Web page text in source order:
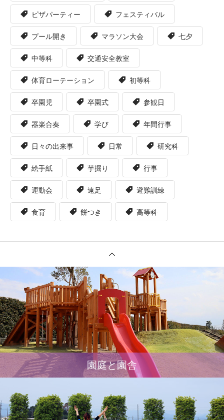
ピザパーティー フェスティバル
プール開き マラソン大会 七夕
中等科 交通安全教室
体育ローテーション 初等科
卒園児 卒園式 参観日
器楽合奏 学び 年間行事
日々の出来事 日常 研究科
絵手紙 芋掘り 行事
運動会 遠足 避難訓練
食育 餅つき 高等科
園庭と園舎